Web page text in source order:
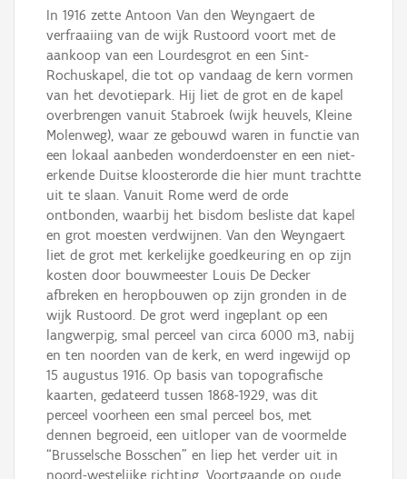
In 1916 zette Antoon Van den Weyngaert de
verfraaiing van de wijk Rustoord voort met de
aankoop van een Lourdesgrot en een Sint-
Rochuskapel, die tot op vandaag de kern vormen
van het devotiepark. Hij liet de grot en de kapel
overbrengen vanuit Stabroek (wijk heuvels, Kleine
Molenweg), waar ze gebouwd waren in functie van
een lokaal aanbeden wonderdoenster en een niet-
erkende Duitse kloosterorde die hier munt trachtte
uit te slaan. Vanuit Rome werd de orde
ontbonden, waarbij het bisdom besliste dat kapel
en grot moesten verdwijnen. Van den Weyngaert
liet de grot met kerkelijke goedkeuring en op zijn
kosten door bouwmeester Louis De Decker
afbreken en heropbouwen op zijn gronden in de
wijk Rustoord. De grot werd ingeplant op een
langwerpig, smal perceel van circa 6000 m3, nabij
en ten noorden van de kerk, en werd ingewijd op
15 augustus 1916. Op basis van topografische
kaarten, gedateerd tussen 1868-1929, was dit
perceel voorheen een smal perceel bos, met
dennen begroeid, een uitloper van de voormelde
“Brusselsche Bosschen” en liep het verder uit in
noord-westelijke richting. Voortgaande op oude